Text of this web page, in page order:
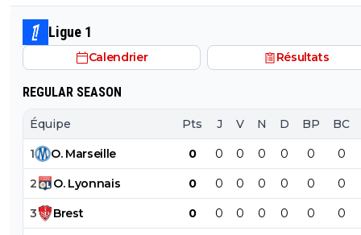
magouille & Co ça peut revenir au sprinter aux
approximatives allergique au pressing ...
Ligue 1
Calendrier Résultats
REGULAR SEASON
Équipe Pts J V N D BP BC
1 O. Marseille 0 0 0 0 0 0 0
2 O. Lyonnais 0 0 0 0 0 0 0
3 Brest 0 0 0 0 0 0 0